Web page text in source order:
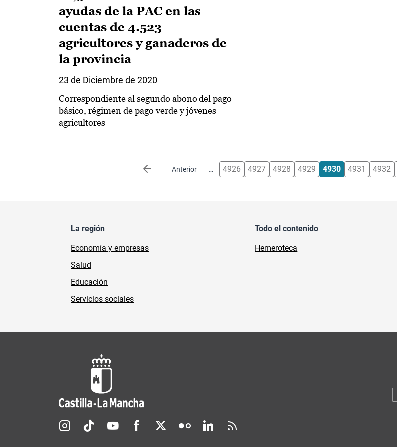
ayudas de la PAC en las
cuentas de 4.523
agricultores y ganaderos de
la provincia
23 de Diciembre de 2020
Correspondiente al segundo abono del pago
básico, régimen de pago verde y jóvenes
agricultores
Anterior
Página anterior … 4926 4927 4928 4929 4930 4931 4932
La región
Economía y empresas
Salud
Educación
Servicios sociales
Todo el contenido
Hemeroteca
Redes sociales JCCM